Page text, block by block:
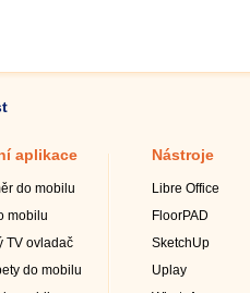
aplikace
do mobilu
mobilu
TV ovladač
do mobilu
Nástroje
Libre Office
FloorPAD
SketchUp
Uplay